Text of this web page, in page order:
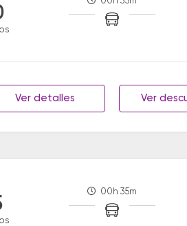
Ver detalles Ver
00h 35m